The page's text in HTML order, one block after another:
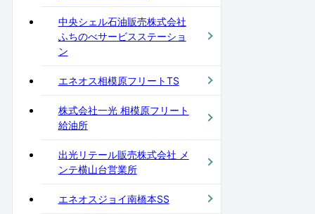
中央シェル石油販売株式会社
ふちのべサービスステーショ
ン
エネオス相模原フリートTS
株式会社一光 相模原フリート
給油所
出光リテール販売株式会社 メ
ンテ横山台営業所
エネオスジョイ南橋本SS